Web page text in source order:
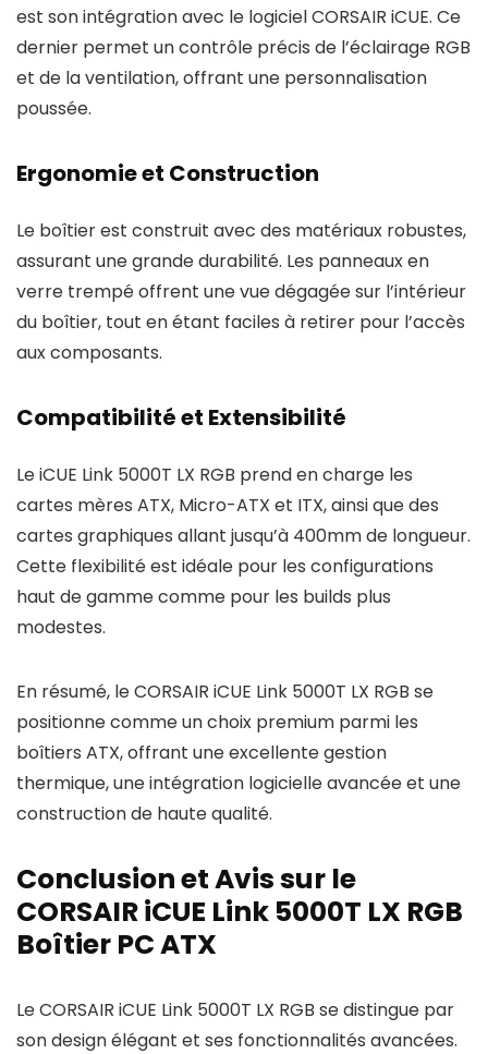
est son intégration avec le logiciel CORSAIR iCUE. Ce
dernier permet un contrôle précis de l’éclairage RGB
et de la ventilation, offrant une personnalisation
poussée.
Ergonomie et Construction
Le boîtier est construit avec des matériaux robustes,
assurant une grande durabilité. Les panneaux en
verre trempé offrent une vue dégagée sur l’intérieur
du boîtier, tout en étant faciles à retirer pour l’accès
aux composants.
Compatibilité et Extensibilité
Le iCUE Link 5000T LX RGB prend en charge les
cartes mères ATX, Micro-ATX et ITX, ainsi que des
cartes graphiques allant jusqu’à 400mm de longueur.
Cette flexibilité est idéale pour les configurations
haut de gamme comme pour les builds plus
modestes.
En résumé, le CORSAIR iCUE Link 5000T LX RGB se
positionne comme un choix premium parmi les
boîtiers ATX, offrant une excellente gestion
thermique, une intégration logicielle avancée et une
construction de haute qualité.
Conclusion et Avis sur le
CORSAIR iCUE Link 5000T LX RGB
Boîtier PC ATX
Le CORSAIR iCUE Link 5000T LX RGB se distingue par
son design élégant et ses fonctionnalités avancées.